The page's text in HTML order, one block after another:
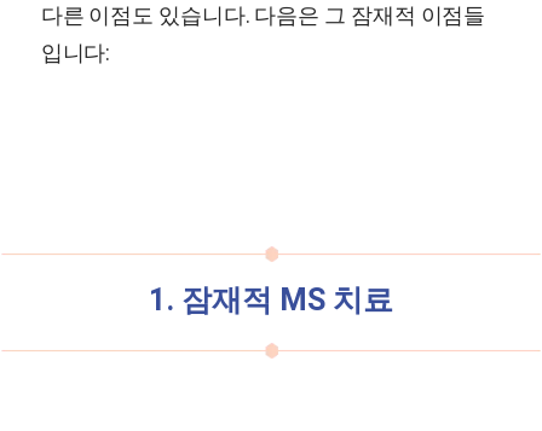
다른 이점도 있습니다. 다음은 그 잠재적 이점들
입니다:
1. 잠재적 MS 치료